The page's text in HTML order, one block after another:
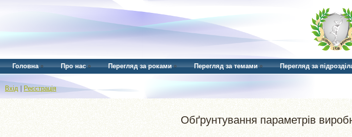
Головна Про нас Перегляд за роками Перегляд за темами Перегляд за
Вхід Реєстрація
Обґрунтування параметрів